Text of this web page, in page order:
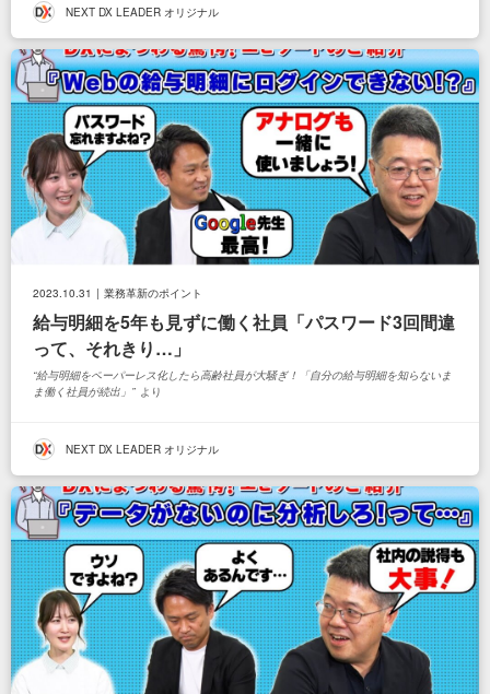
NEXT DX LEADER オリジナル
給与明細を5年も見ずに働く社員「パスワード3回間違
って、それきり…」
給与明細をペーパーレス化したら高齢社員が大騒ぎ！「自分の給与明細を知らないま
ま働く社員が続出」
より
2023.10.31 業務革新のポイント
NEXT DX LEADER オリジナル